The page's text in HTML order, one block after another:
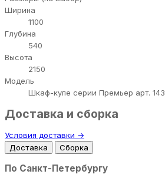
Ширина
1100
Глубина
540
Высота
2150
Модель
Шкаф-купе серии Премьер арт. 143
Доставка и сборка
Условия доставки →
Доставка
Сборка
По Санкт-Петербургу